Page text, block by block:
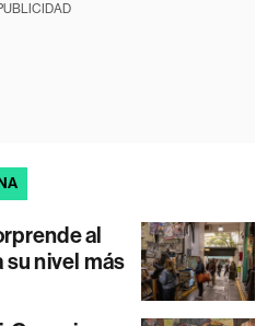
al
su nivel más